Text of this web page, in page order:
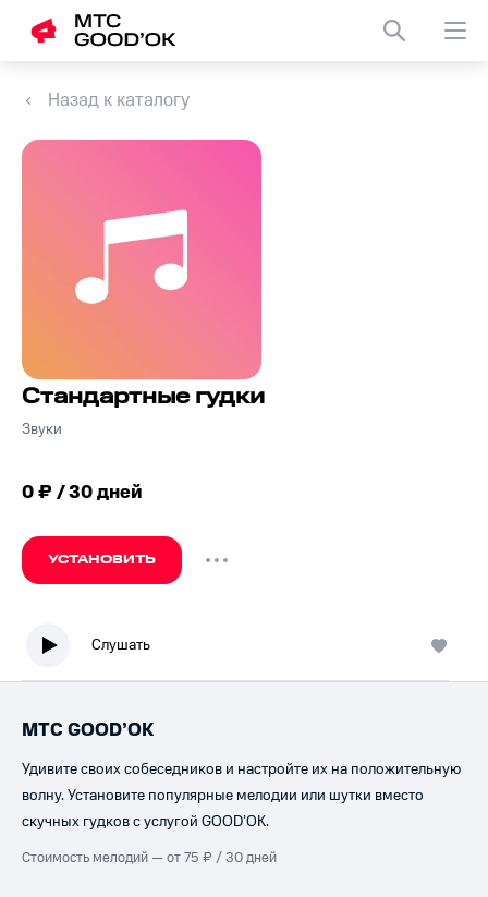
Назад к каталогу
Стандартные гудки
Звуки
0 ₽ / 30 дней
УСТАНОВИТЬ
Слушать
МТС GOOD’OK
Удивите своих собеседников и настройте их на положительную
волну. Установите популярные мелодии или шутки вместо
скучных гудков с услугой GOOD’OK.
Стоимость мелодий — от 75 ₽ / 30 дней